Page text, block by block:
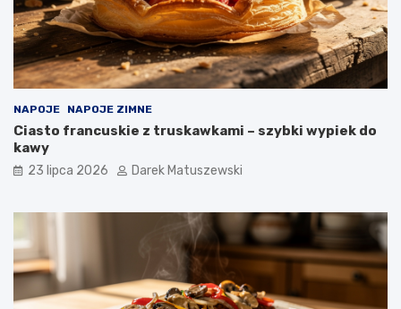
NAPOJE NAPOJE ZIMNE
Ciasto francuskie z truskawkami – szybki wypiek do
kawy
23 lipca 2026 Darek Matuszewski